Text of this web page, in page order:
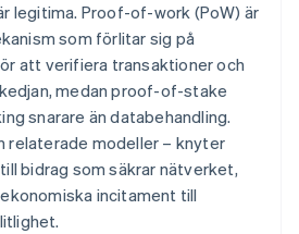
legitima. Proof-of-work (PoW) är
som förlitar sig på
att verifiera transaktioner och
medan proof-of-stake
snarare än databehandling.
relaterade modeller – knyter
bidrag som säkrar nätverket,
incitament till